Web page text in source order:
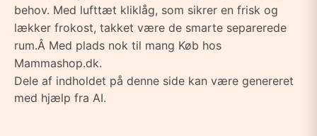
behov. Med lufttæt kliklåg, som sikrer en frisk og
lækker frokost, takket være de smarte separerede
rum.Â Med plads nok til mang Køb hos
Mammashop.dk.
Dele af indholdet på denne side kan være genereret
med hjælp fra AI.